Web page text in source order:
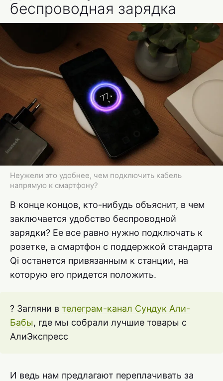
беспроводная зарядка
Неужели это удобнее, чем подключить кабель
напрямую к смартфону?
В конце концов, кто-нибудь объяснит, в чем
заключается удобство беспроводной
зарядки? Ее все равно нужно подключать к
розетке, а смартфон с поддержкой стандарта
Qi останется привязанным к станции, на
которую его придется положить.
? Загляни в телеграм-канал Сундук Али-
Бабы, где мы собрали лучшие товары с
АлиЭкспресс
И ведь нам предлагают переплачивать за